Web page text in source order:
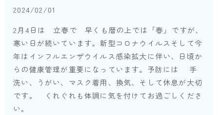
2024/02/01
2月4日は 立春で 早くも暦の上では「春」ですが、
寒い日が続いています。新型コロナウイルスそして今
年はインフルエンザウイルス感染拡大に伴い、日頃か
らの健康管理が重要になっています。予防には 手
洗い、うがい、マスク着用、換気、そして休息が大切
です。 くれぐれも体調に気を付けてお過ごしくださ
い。